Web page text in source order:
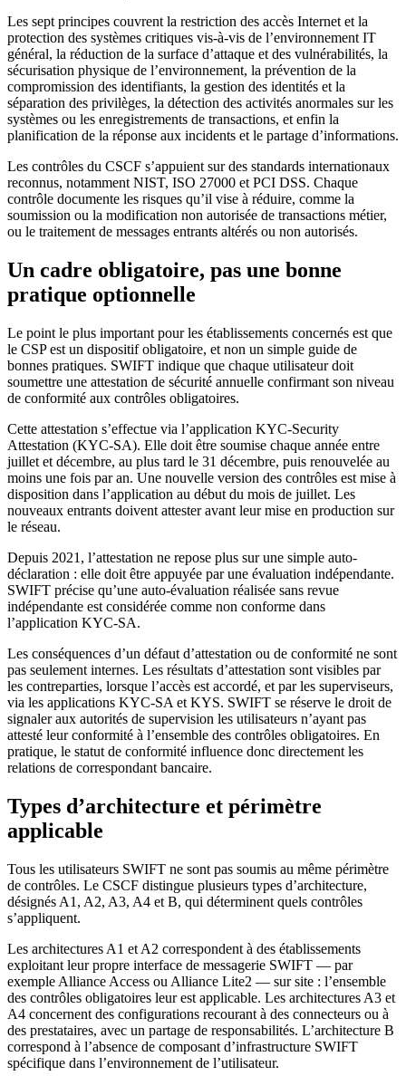
Les sept principes couvrent la restriction des accès Internet et la
protection des systèmes critiques vis-à-vis de l’environnement IT
général, la réduction de la surface d’attaque et des vulnérabilités, la
sécurisation physique de l’environnement, la prévention de la
compromission des identifiants, la gestion des identités et la
séparation des privilèges, la détection des activités anormales sur les
systèmes ou les enregistrements de transactions, et enfin la
planification de la réponse aux incidents et le partage d’informations.
Les contrôles du CSCF s’appuient sur des standards internationaux
reconnus, notamment NIST, ISO 27000 et PCI DSS. Chaque
contrôle documente les risques qu’il vise à réduire, comme la
soumission ou la modification non autorisée de transactions métier,
ou le traitement de messages entrants altérés ou non autorisés.
Un cadre obligatoire, pas une bonne
pratique optionnelle
Le point le plus important pour les établissements concernés est que
le CSP est un dispositif obligatoire, et non un simple guide de
bonnes pratiques. SWIFT indique que chaque utilisateur doit
soumettre une attestation de sécurité annuelle confirmant son niveau
de conformité aux contrôles obligatoires.
Cette attestation s’effectue via l’application KYC-Security
Attestation (KYC-SA). Elle doit être soumise chaque année entre
juillet et décembre, au plus tard le 31 décembre, puis renouvelée au
moins une fois par an. Une nouvelle version des contrôles est mise à
disposition dans l’application au début du mois de juillet. Les
nouveaux entrants doivent attester avant leur mise en production sur
le réseau.
Depuis 2021, l’attestation ne repose plus sur une simple auto-
déclaration : elle doit être appuyée par une évaluation indépendante.
SWIFT précise qu’une auto-évaluation réalisée sans revue
indépendante est considérée comme non conforme dans
l’application KYC-SA.
Les conséquences d’un défaut d’attestation ou de conformité ne sont
pas seulement internes. Les résultats d’attestation sont visibles par
les contreparties, lorsque l’accès est accordé, et par les superviseurs,
via les applications KYC-SA et KYS. SWIFT se réserve le droit de
signaler aux autorités de supervision les utilisateurs n’ayant pas
attesté leur conformité à l’ensemble des contrôles obligatoires. En
pratique, le statut de conformité influence donc directement les
relations de correspondant bancaire.
Types d’architecture et périmètre
applicable
Tous les utilisateurs SWIFT ne sont pas soumis au même périmètre
de contrôles. Le CSCF distingue plusieurs types d’architecture,
désignés A1, A2, A3, A4 et B, qui déterminent quels contrôles
s’appliquent.
Les architectures A1 et A2 correspondent à des établissements
exploitant leur propre interface de messagerie SWIFT — par
exemple Alliance Access ou Alliance Lite2 — sur site : l’ensemble
des contrôles obligatoires leur est applicable. Les architectures A3 et
A4 concernent des configurations recourant à des connecteurs ou à
des prestataires, avec un partage de responsabilités. L’architecture B
correspond à l’absence de composant d’infrastructure SWIFT
spécifique dans l’environnement de l’utilisateur.